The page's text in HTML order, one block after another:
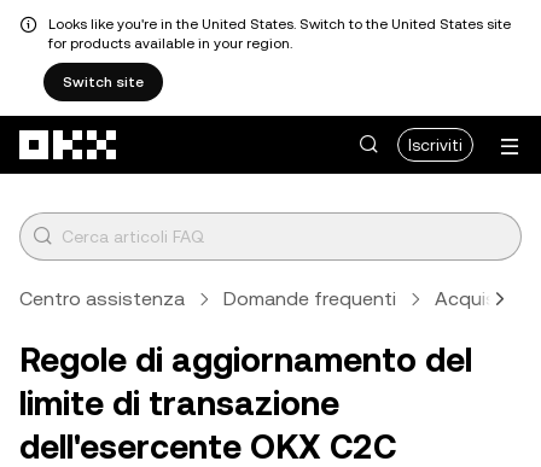
Looks like you're in the United States. Switch to the United States site
for products available in your region.
Switch site
Iscriviti
Centro assistenza Domande frequenti Acquisto e
Regole di aggiornamento del
limite di transazione
dell'esercente OKX C2C